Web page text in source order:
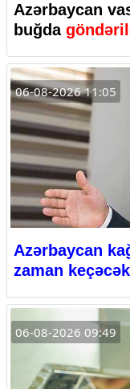
Azərbaycan
buğda
06-08-2026 11:05
Azərbaycan
zaman
06-08-2026 09:49